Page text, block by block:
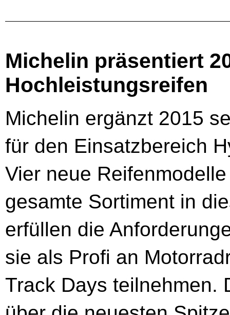
Michelin präsentiert
Hochleistungsreifen
Michelin ergänzt 2015
für den Einsatzbereich
Vier neue
gesamte Sortiment in
erfüllen die
sie als Profi an
Track Days teilnehmen.